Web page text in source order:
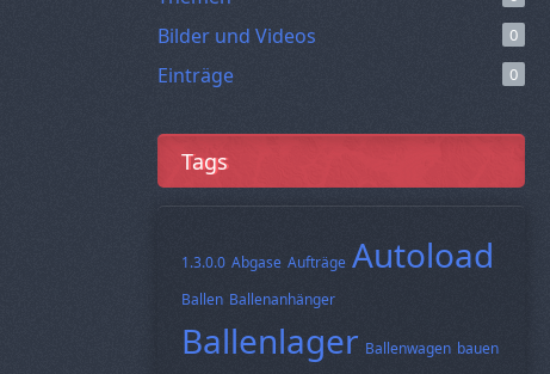
Bilder und Videos 0
Einträge 0
Tags
1.3.0.0 Abgase Aufträge Autoload
Ballen Ballenanhänger
Ballenlager Ballenwagen bauen